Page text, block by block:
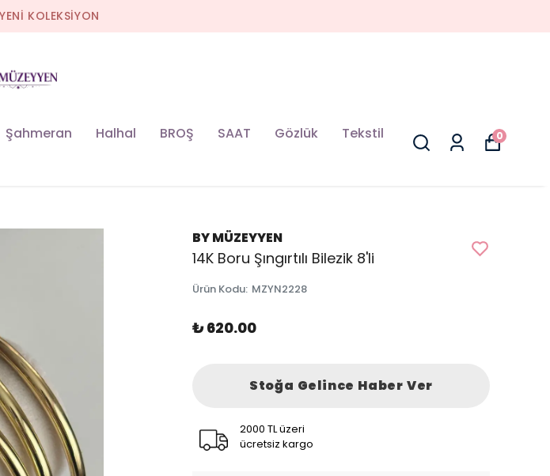
KOLEKSİYON
Şahmeran Halhal BROŞ SAAT Gözlük Tekstil 0
BY MÜZEYYEN
14K Boru Şıngırtılı Bilezik 8'li
Ürün Kodu: MZYN2228
₺ 620.00
Stoğa Gelince Haber Ver
2000 TL üzeri
ücretsiz kargo